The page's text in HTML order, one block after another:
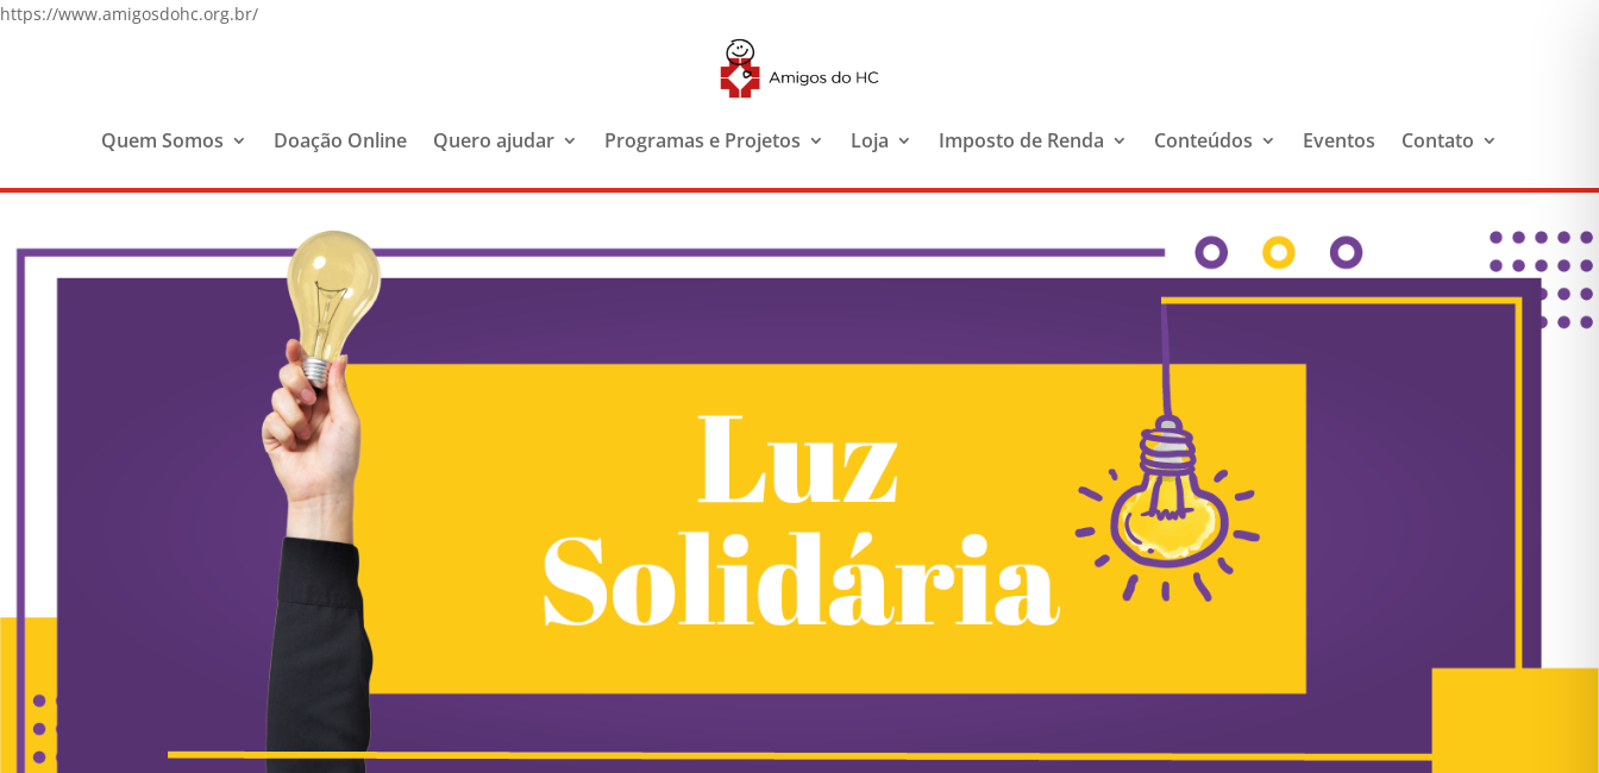
https://www.amigosdohc.org.br/
Quem Somos Doação Online Quero ajudar Programas e Projetos Loja Imposto de Renda Conteúdos Eventos Contato